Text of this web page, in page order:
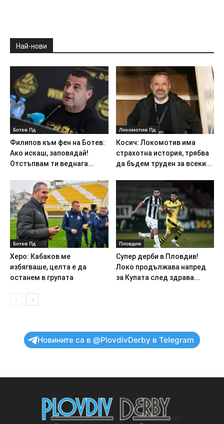
Най-нови
Ботев Пд
Филипов към фен на Ботев:
Ако искаш, заповядай!
Отстъпвам ти веднага...
Локомотив Пд
Косич: Локомотив има
страхотна история, трябва
да бъдем труден за всеки...
Ботев Пд
Херо: Кабаков ме
избягваше, целта е да
останем в групата
Пловдив
Супер дерби в Пловдив!
Локо продължава напред
за Купата след здрава...
Новините са в @PlovdivDerby в Telegram